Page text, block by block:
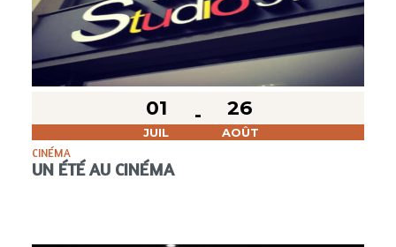
01
JUIL
26
AOÛT
CINÉMA
UN ÉTÉ AU CINÉMA